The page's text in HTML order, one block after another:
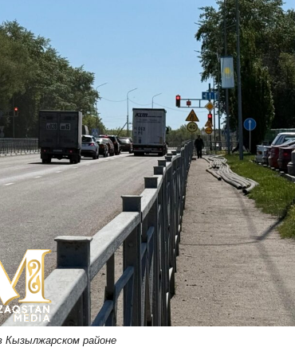
Кызылжарском районе